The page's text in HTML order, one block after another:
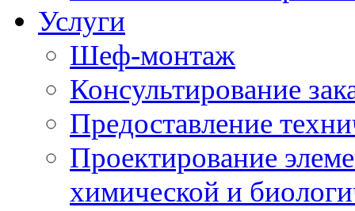
Услуги
Шеф-монтаж
Консультирование
Предоставление
Проектирование
химической и